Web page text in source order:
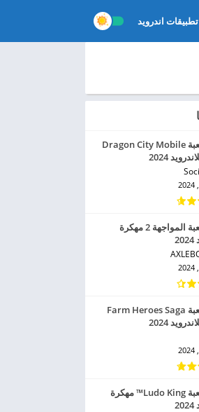
اندرويد
تحميل لعبة Dragon City Mobile
2024
تحميل لعبة المواجهة 2 مهكرة
تحميل لعبة Farm Heroes Saga
2024
تحميل لعبة Ludo King™ مهكرة